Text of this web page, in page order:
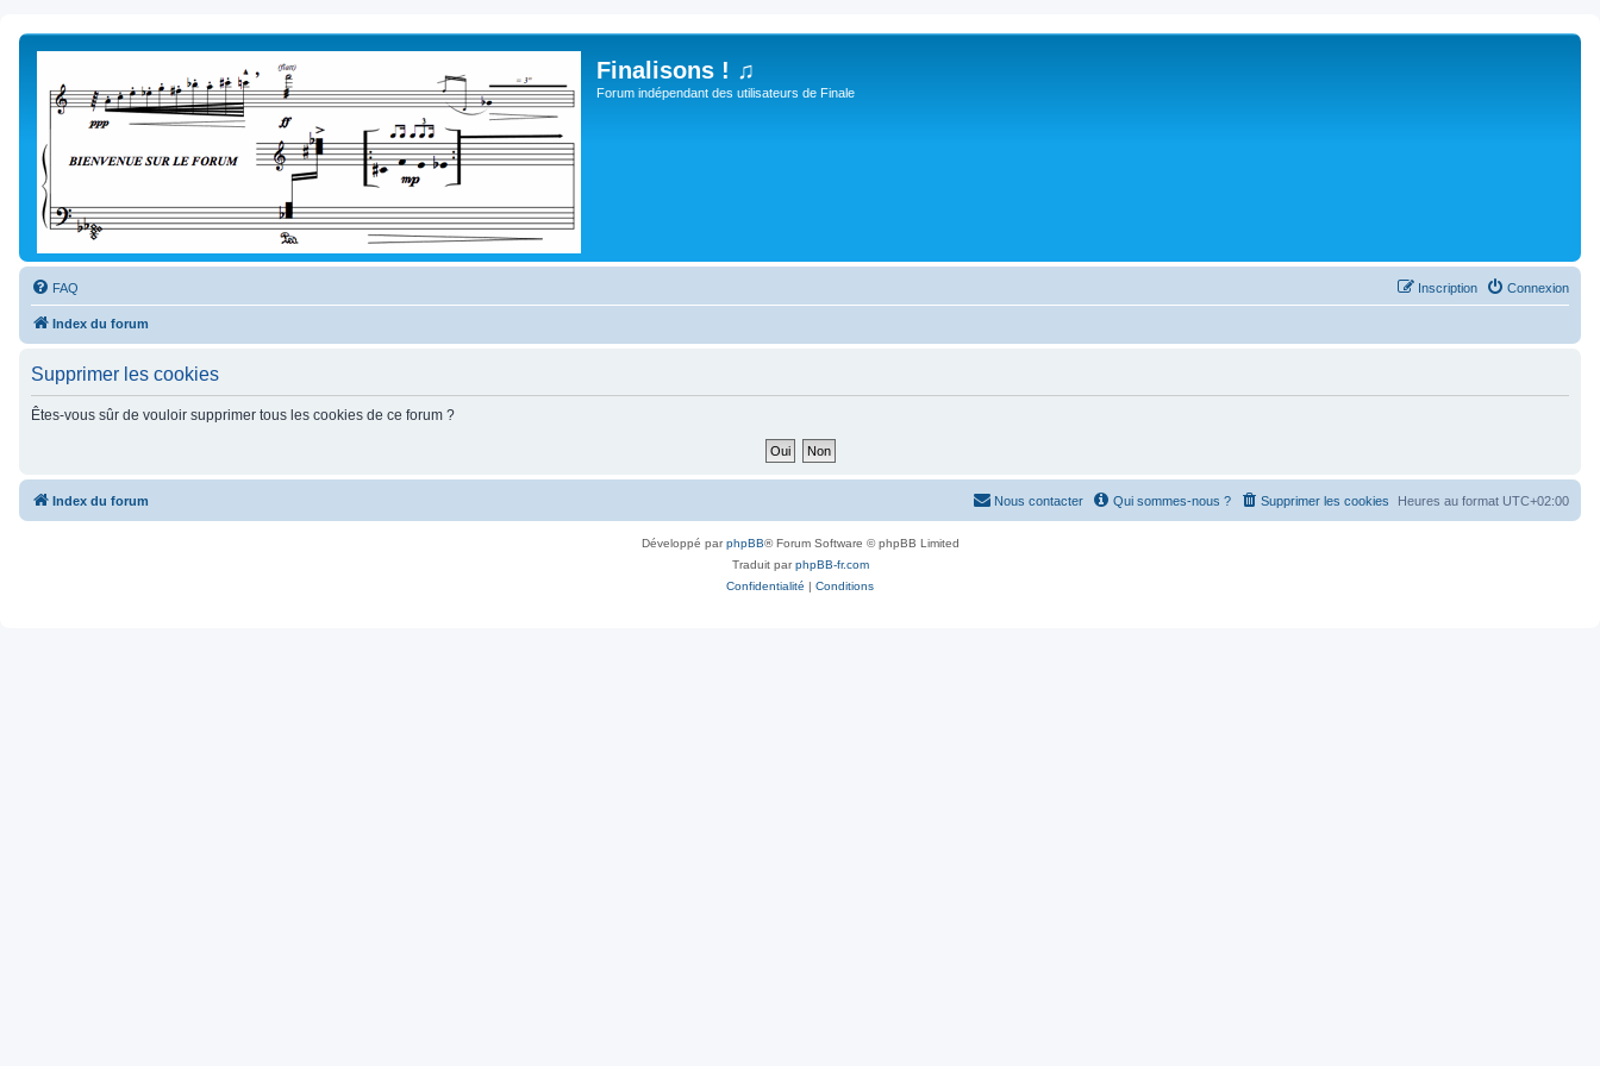
Finalisons ! ♫
Forum indépendant des utilisateurs de Finale
FAQ Connexion
Inscription
Index du forum
Supprimer les cookies
Êtes-vous sûr de vouloir supprimer tous les cookies de ce forum ?
Index du forum Heures au format UTC+02:00
Supprimer les cookies
Qui sommes-nous ?
Nous contacter
Développé parphpBB® Forum Software © phpBB Limited
Traduit parphpBB-fr.com
Confidentialité | Conditions